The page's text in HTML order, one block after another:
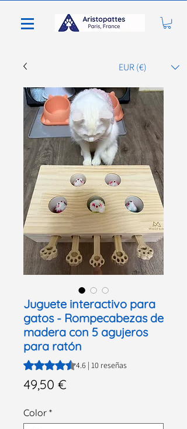
Juguete interactivo para
gatos - Rompecabezas de
madera con 5 agujeros
para ratón
Según 10 reseñas, la calificación es de
4.6 | 10 reseñas
49,50 €
Color *
EUR (€)